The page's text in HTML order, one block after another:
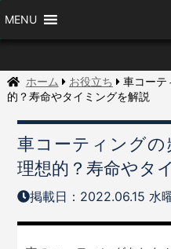
MENU
ホーム お役立ち
車コーテ
的？寿命やタイミングを解説
車コーティング
理想的？寿命やタ
掲載日：2022.06.15 水